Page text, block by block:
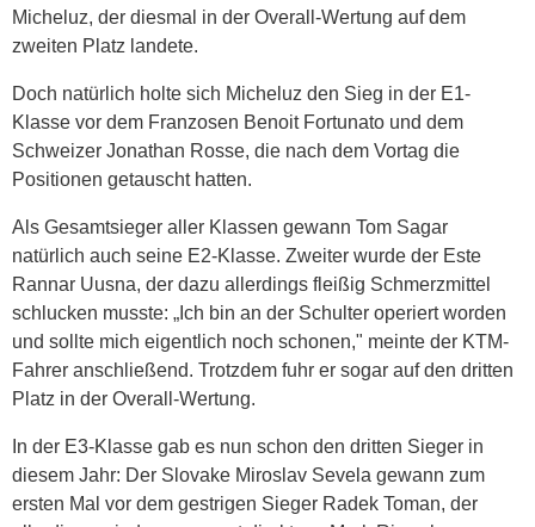
Micheluz, der diesmal in der Overall-Wertung auf dem
zweiten Platz landete.
Doch natürlich holte sich Micheluz den Sieg in der E1-
Klasse vor dem Franzosen Benoit Fortunato und dem
Schweizer Jonathan Rosse, die nach dem Vortag die
Positionen getauscht hatten.
Als Gesamtsieger aller Klassen gewann Tom Sagar
natürlich auch seine E2-Klasse. Zweiter wurde der Este
Rannar Uusna, der dazu allerdings fleißig Schmerzmittel
schlucken musste: „Ich bin an der Schulter operiert worden
und sollte mich eigentlich noch schonen," meinte der KTM-
Fahrer anschließend. Trotzdem fuhr er sogar auf den dritten
Platz in der Overall-Wertung.
In der E3-Klasse gab es nun schon den dritten Sieger in
diesem Jahr: Der Slovake Miroslav Sevela gewann zum
ersten Mal vor dem gestrigen Sieger Radek Toman, der